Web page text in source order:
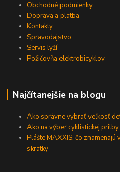
Obchodné podmienky
Doprava a platba
Kontakty
Spravodajstvo
Servis lyží
Požičovňa elektrobicyklov
Najčítanejšie na blogu
Ako správne vybrať veľkosť
Ako na výber cyklistickej prilby
Plášte MAXXIS, čo znamenajú
skratky